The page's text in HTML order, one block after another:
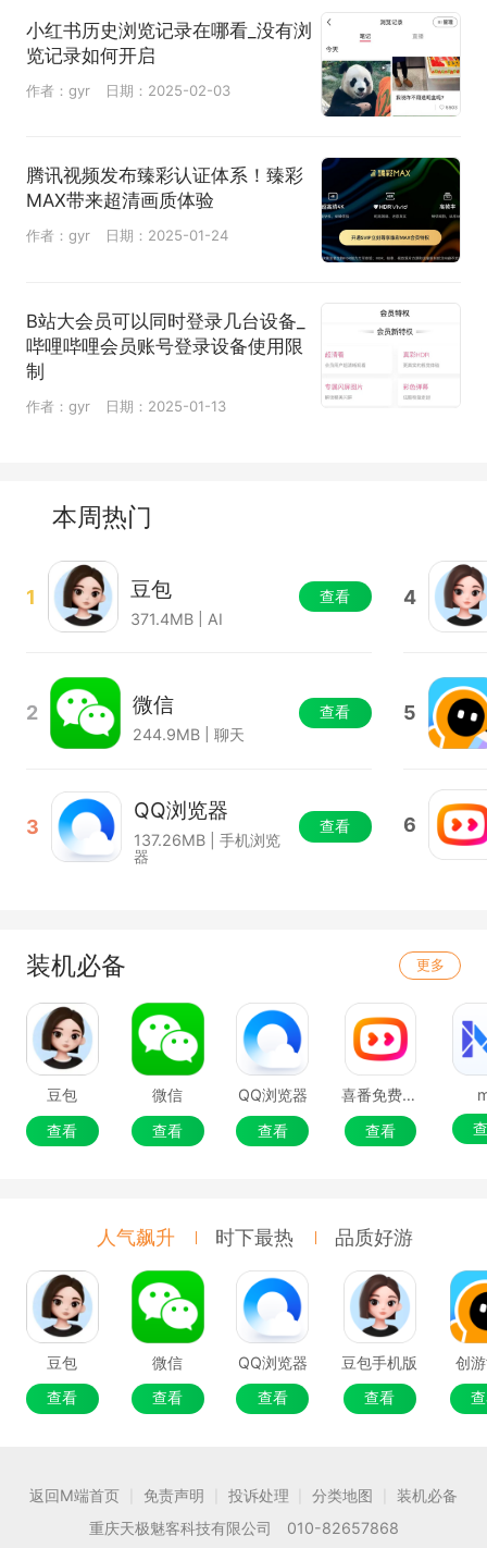
小红书历史浏览记录在哪看_没有浏
览记录如何开启
作者：gyr 日期：2025-02-03
腾讯视频发布臻彩认证体系！臻彩
MAX带来超清画质体验
作者：gyr 日期：2025-01-24
B站大会员可以同时登录几台设备_
哔哩哔哩会员账号登录设备使用限
制
作者：gyr 日期：2025-01-13
本周热门
1 豆包
371.4MB | AI
查看
2 微信
244.9MB | 聊天
查看
3
QQ浏览器
137.26MB | 手机浏览
器
查看
4
5
6
装机必备 更多
豆包
查看
微信
查看
QQ浏览器
查看
喜番免费短剧
查看
人气飙升 时下最热 品质好游
豆包
查看
微信
查看
QQ浏览器
查看
豆包手机版
查看
创
返回M端首页 免责声明 投诉处理 分类地图
装机必备
重庆天极魅客科技有限公司 010-82657868